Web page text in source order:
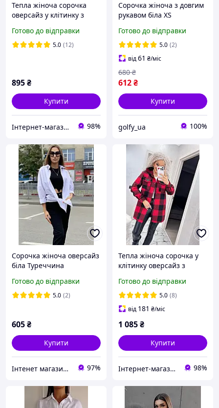
Тепла жіноча сорочка
оверсайз у клітинку з
до 52
Готово до відправки
5.0 (12)
895₴
Купити
Інтернет-магазин "Butterfly" 98%
Сорочка жіноча з довгим
рукавом біла XS
Готово до відправки
5.0 (2)
від61 ₴/міс
612₴
680 ₴
Купити
golfy_ua 100%
Сорочка жіноча оверсайз
біла Туреччина
Готово до відправки
5.0 (2)
605₴
Купити
Інтенет магазин "Actualnoe" 97%
Тепла жіноча сорочка у
клітинку оверсайз з
нашивкою розміри від 42
до 58
Готово до відправки
5.0 (8)
від 181 ₴/міс
1 085₴
Купити
Інтернет-магазин "Butterfly" 98%